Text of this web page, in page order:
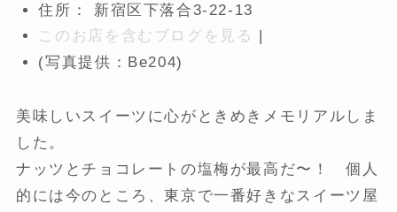
住所： 新宿区下落合3-22-13
このお店を含むブログを見る
(写真提供：Be204)
美味しいスイーツに心がときめきメモリアルしま
した。
ナッツとチョコレートの塩梅が最高だ〜！ 個人
的には今のところ、東京で一番好きなスイーツ屋